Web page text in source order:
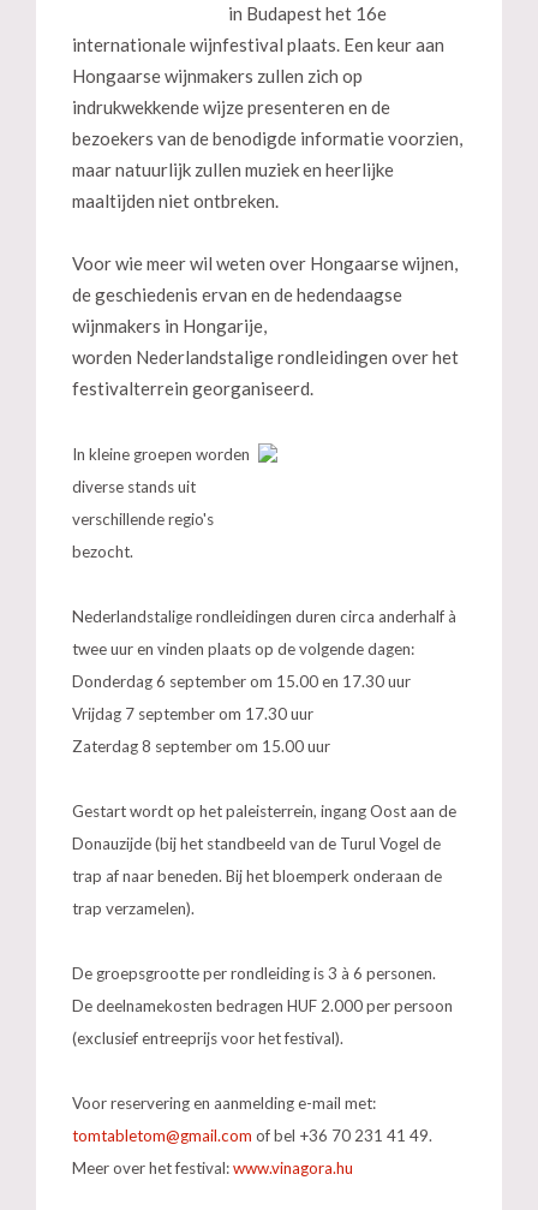
in Budapest het 16e
internationale wijnfestival plaats. Een keur aan
Hongaarse wijnmakers zullen zich op
indrukwekkende wijze presenteren en de
bezoekers van de benodigde informatie voorzien,
maar natuurlijk zullen muziek en heerlijke
maaltijden niet ontbreken.
Voor wie meer wil weten over Hongaarse wijnen,
de geschiedenis ervan en de hedendaagse
wijnmakers in Hongarije,
worden Nederlandstalige rondleidingen over het
festivalterrein georganiseerd.
In kleine groepen worden
diverse stands uit
verschillende regio's
bezocht.
Nederlandstalige rondleidingen duren circa anderhalf à
twee uur en vinden plaats op de volgende dagen:
Donderdag 6 september om 15.00 en 17.30 uur
Vrijdag 7 september om 17.30 uur
Zaterdag 8 september om 15.00 uur
Gestart wordt op het paleisterrein, ingang Oost aan de
Donauzijde (bij het standbeeld van de Turul Vogel de
trap af naar beneden. Bij het bloemperk onderaan de
trap verzamelen).
De groepsgrootte per rondleiding is 3 à 6 personen.
De deelnamekosten bedragen HUF 2.000 per persoon
(exclusief entreeprijs voor het festival).
Voor reservering en aanmelding e-mail met:
of bel +36 70 231 41 49.
Meer over het festival:www.vinagora.hu